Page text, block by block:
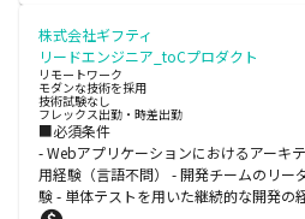
株式会社ギフティ
リードエンジニア_toCプロダクト
リモートワーク
モダンな技術を採用
技術試験なし
フレックス出勤・時差出勤
■必須条件
- Webアプリケーションにおけるアーキ
用経験（言語不問） - 開発チームのリー
験 - 単体テストを用いた継続的な開発の